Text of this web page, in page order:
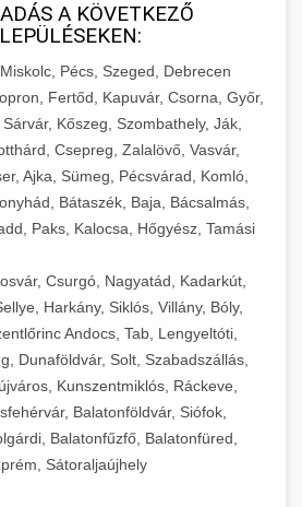
A KÖVETKEZŐ
Pécs, Szeged, Debrecen
Fertőd, Kapuvár, Csorna, Győr,
Kőszeg, Szombathely, Ják,
Csepreg, Zalalövő, Vasvár,
Ajka, Sümeg, Pécsvárad, Komló,
Bátaszék, Baja, Bácsalmás,
Paks, Kalocsa, Hőgyész, Tamási
Csurgó, Nagyatád, Kadarkút,
Harkány, Siklós, Villány, Bóly,
Andocs, Tab, Lengyeltóti,
Dunaföldvár, Solt, Szabadszállás,
Kunszentmiklós, Ráckeve,
Balatonföldvár, Siófok,
Balatonfűzfő, Balatonfüred,
Sátoraljaújhely